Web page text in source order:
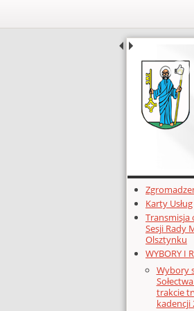
Karty Usług
Transmisja
Sesji Rady
Olsztynku
WYBORY I
Wybory
trakcie
kadencji